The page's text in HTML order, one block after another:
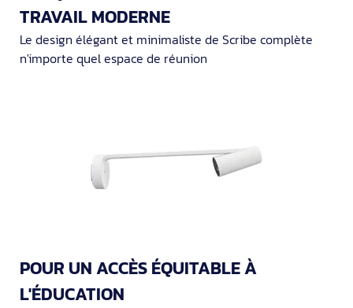
TRAVAIL MODERNE
Le design élégant et minimaliste de Scribe complète
n'importe quel espace de réunion
POUR UN ACCÈS ÉQUITABLE À
L'ÉDUCATION